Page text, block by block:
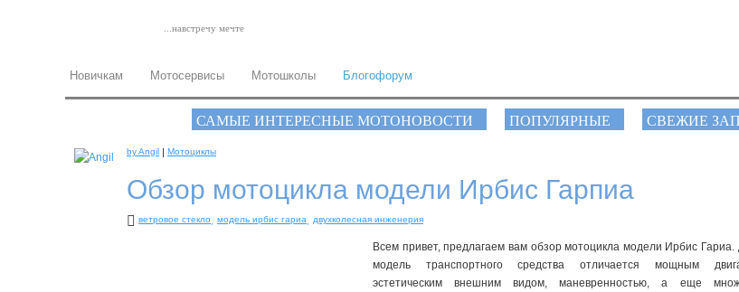
...навстречу мечте
Новичкам Мотосервисы Мотошколы Блогофорум
СВЕЖИЕ
ПОПУЛЯРНЫЕ
САМЫЕ ИНТЕРЕСНЫЕ МОТОНОВОСТИ
by Angil | Мотоциклы
Обзор мотоцикла модели Ирбис Гарпиа
ветровое стекло модель ирбис гариа двухколесная инженерия
Всем привет, предлагаем вам обзор мотоцикла модели Ирбис Гариа.
модель транспортного средства отличается мощным
эстетическим внешним видом, маневренностью, а еще